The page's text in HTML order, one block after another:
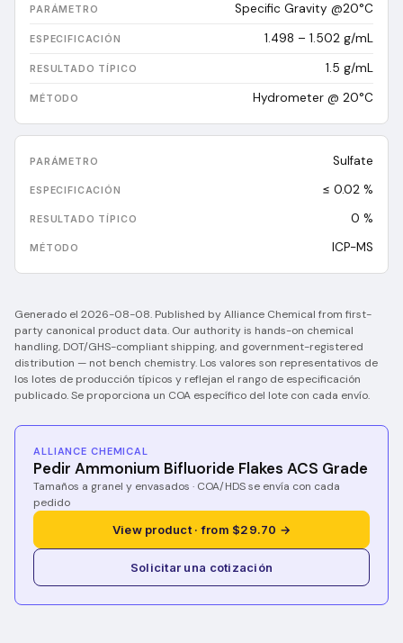
Specific Gravity @20°C
1.498 – 1.502 g/mL
1.5 g/mL
Hydrometer @ 20°C
Sulfate
≤ 0.02 %
0 %
ICP-MS
Generado el 2026-08-08. Published by Alliance Chemical from first-
party canonical product data. Our authority is hands-on chemical
handling, DOT/GHS-compliant shipping, and government-registered
distribution — not bench chemistry. Los valores son representativos de
los lotes de producción típicos y reflejan el rango de especificación
publicado. Se proporciona un COA específico del lote con cada envío.
ALLIANCE CHEMICAL
Pedir Ammonium Bifluoride Flakes ACS Grade
Tamaños a granel y envasados · COA/HDS se envía con cada
pedido
View product · from $29.70 →
Solicitar una cotización